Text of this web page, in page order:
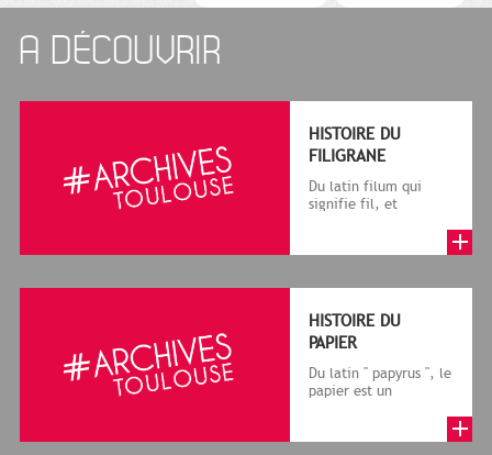
A DÉCOUVRIR
HISTOIRE DU
FILIGRANE
Du latin filum qui
signifie fil, et
le cadre de la f...
HISTOIRE DU
PAPIER
Du latin " papyrus ", le
papier est un
végétales réduite...